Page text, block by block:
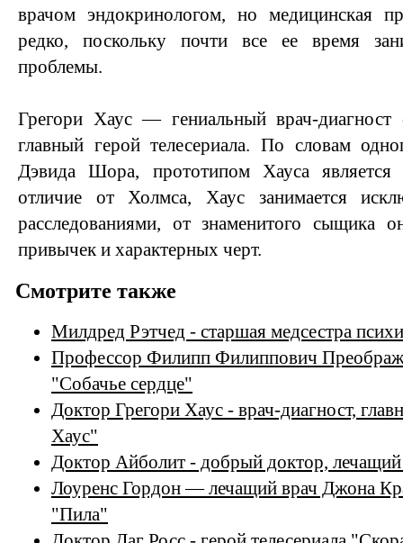
врачом эндокринологом, но медицинская
редко, поскольку почти все ее время
проблемы.
Грегори Хаус — гениальный врач-диагност
главный герой телесериала. По словам
Дэвида Шора, прототипом Хауса
отличие от Холмса, Хаус занимается
расследованиями, от знаменитого сыщика
привычек и характерных черт.
Смотрите также
Милдред Рэтчед - старшая медсестра
Профессор Филипп Филиппович
"Собачье сердце"
Доктор Грегори Хаус - врач-диагност,
Хаус"
Доктор Айболит - добрый доктор,
Лоуренс Гордон — лечащий врач Джона
"Пила"